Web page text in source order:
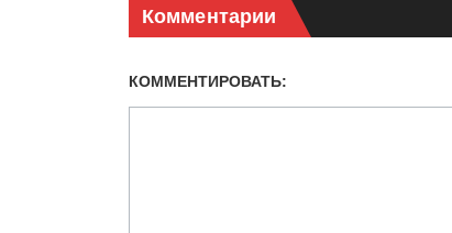
Комментарии
КОММЕНТИРОВАТЬ: